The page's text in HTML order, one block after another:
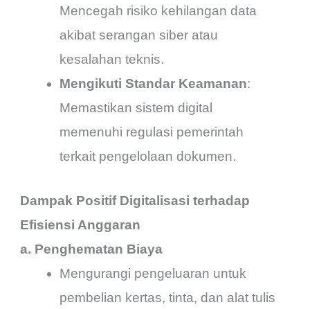
Mencegah risiko kehilangan data
akibat serangan siber atau
kesalahan teknis.
Mengikuti Standar Keamanan:
Memastikan sistem digital
memenuhi regulasi pemerintah
terkait pengelolaan dokumen.
Dampak Positif Digitalisasi terhadap
Efisiensi Anggaran
a. Penghematan Biaya
Mengurangi pengeluaran untuk
pembelian kertas, tinta, dan alat tulis